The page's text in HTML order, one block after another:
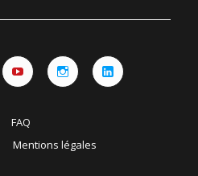
FAQ
Mentions légales